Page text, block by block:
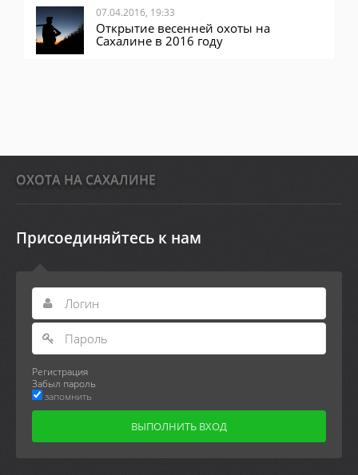
07.04.2016, 19:33
Открытие весенней охоты на
Сахалине в 2016 году
ОХОТА НА САХАЛИНЕ
Присоединяйтесь к нам
Регистрация
Забыл пароль
запомнить